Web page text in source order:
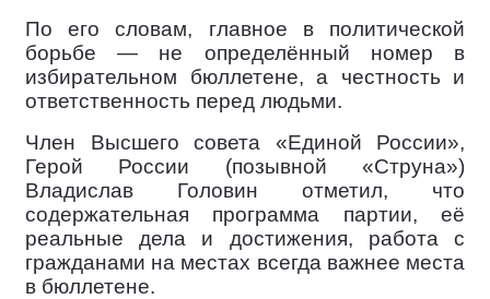
По его словам, главное в политической
борьбе — не определённый номер в
избирательном бюллетене, а честность и
ответственность перед людьми.
Член Высшего совета «Единой России»,
Герой России (позывной «Струна»)
Владислав Головин отметил, что
содержательная программа партии, её
реальные дела и достижения, работа с
гражданами на местах всегда важнее места
в бюллетене.